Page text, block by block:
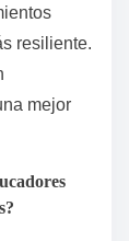
resiliente.
mejor